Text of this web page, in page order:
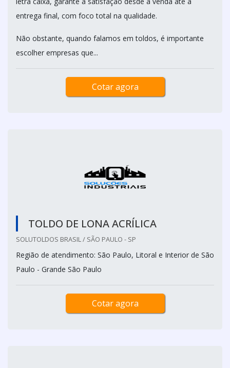
entrega final, com foco total na qualidade.
Não obstante, quando falamos em toldos, é importante
escolher empresas que...
Cotar agora
TOLDO DE LONA ACRÍLICA
SOLUTOLDOS BRASIL / SÃO PAULO - SP
Região de atendimento: São Paulo, Litoral e Interior de São
Paulo - Grande São Paulo
Cotar agora